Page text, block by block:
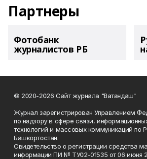
Партнеры
Фотобанк
журналистов РБ
© 2020-2026 Сайт журнала "Ватандаш"
Журнал зарегистрирован Управлением
по надзору в сфере связи,
технологий и массовых коммуникаций по
Башкортостан.
Свидетельство о регистрации средства
информации ПИ № ТУ02-01535 от 06 июня